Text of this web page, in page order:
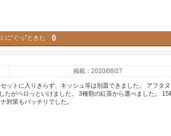
に“ぐっ”ときた 0
掲載：2020/08/27
ットに入りきらず、キッシュ等は別皿できました。 アフタ
がペロっといけました。 3種類の紅茶から選べました。 15
対策もバッチリでした。